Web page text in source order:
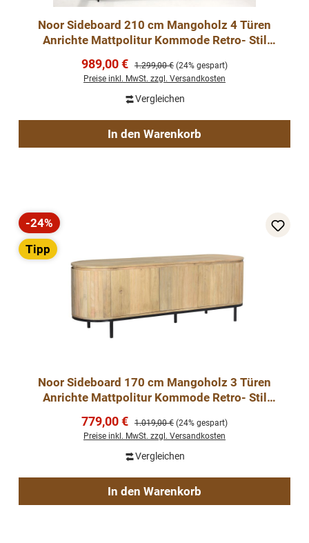
Noor Sideboard 210 cm Mangoholz 4 Türen
Anrichte Mattpolitur Kommode Retro- Stil
Verkaufspreis:
989,00 € Regulärer Preis:
1.299,00 € (24% gespart)
Preise inkl. MwSt. zzgl. Versandkosten
Vergleichen
In den Warenkorb
Rabatt
-24%
Tipp
Noor Sideboard 170 cm Mangoholz 3 Türen
Anrichte Mattpolitur Kommode Retro- Stil
Verkaufspreis:
779,00 € Regulärer Preis:
1.019,00 € (24% gespart)
Preise inkl. MwSt. zzgl. Versandkosten
Vergleichen
In den Warenkorb